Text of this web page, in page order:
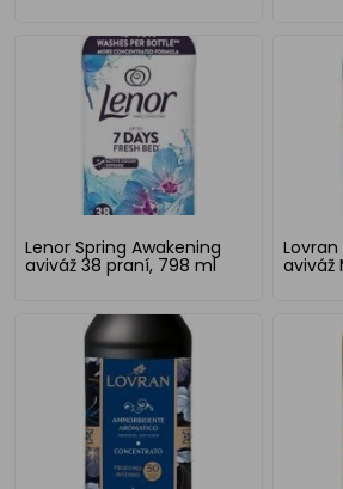
Lenor Spring Awakening
aviváž 38 praní, 798 ml aviváž